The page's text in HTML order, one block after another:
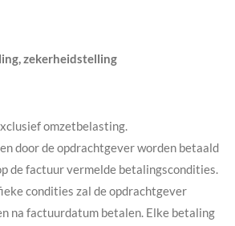
zekerheidstelling
omzetbelasting.
door de opdrachtgever worden betaald
de factuur vermelde betalingscondities.
condities zal de opdrachtgever
na factuurdatum betalen. Elke betaling